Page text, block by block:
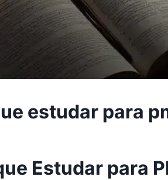
estudar para
Estudar para